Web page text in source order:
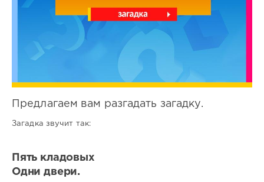
Предлагаем вам разгадать загадку.
Загадка звучит так:
Пять кладовых
Одни двери.